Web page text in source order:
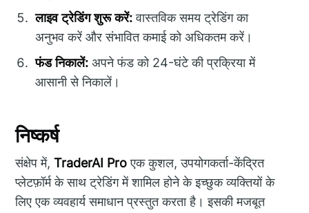
लाइव ट्रेडिंग शुरू करें:वास्तविक समय ट्रेडिंग का
अनुभव करें और संभावित कमाई को अधिकतम करें।
फंड निकालें: अपने फंड को 24-घंटे की प्रक्रिया में
आसानी से निकालें।
निष्कर्ष
संक्षेप में,TraderAI Proएक कुशल, उपयोगकर्ता-केंद्रित
प्लेटफ़ॉर्म के साथ ट्रेडिंग में शामिल होने के इच्छुक व्यक्तियों के
लिए एक व्यवहार्य समाधान प्रस्तुत करता है। इसकी मजबूत